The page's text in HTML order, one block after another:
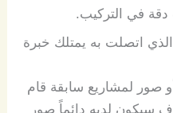
دقة في التركيب.
الذي اتصلت به يمتلك خبرة
صور لمشاريع سابقة قام
سيكون لديه دائماً صور